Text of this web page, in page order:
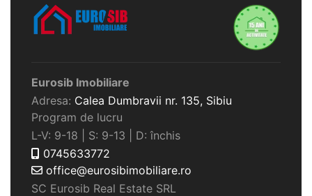
Eurosib Imobiliare
Adresa: Calea Dumbravii nr. 135, Sibiu
Program de lucru
L-V: 9-18 | S: 9-13 | D: închis
0745633772
office@eurosibimobiliare.ro
SC Eurosib Real Estate SRL